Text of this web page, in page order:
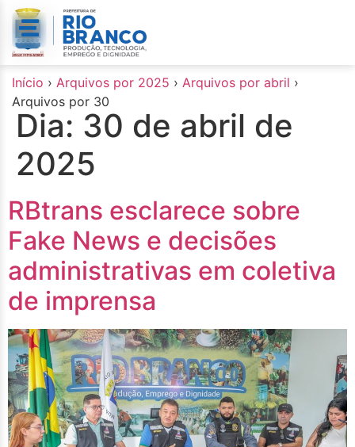
conteúdo
Início › Arquivos por 2025 › Arquivos por abril ›
Arquivos por 30
Dia: 30 de abril de
2025
RBtrans esclarece sobre
Fake News e decisões
administrativas em coletiva
de imprensa